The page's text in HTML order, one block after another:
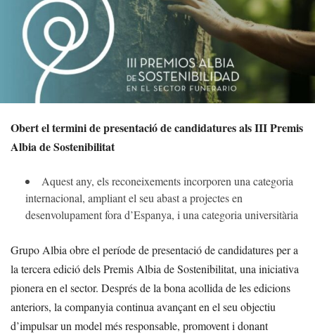
Obert el termini de presentació de candidatures als III Premis
Albia de Sostenibilitat
Aquest any, els reconeixements incorporen una categoria
internacional, ampliant el seu abast a projectes en
desenvolupament fora d’Espanya, i una categoria universitària
Grupo Albia obre el període de presentació de candidatures per a
la tercera edició dels Premis Albia de Sostenibilitat, una iniciativa
pionera en el sector. Després de la bona acollida de les edicions
anteriors, la companyia continua avançant en el seu objectiu
d’impulsar un model més responsable, promovent i donant